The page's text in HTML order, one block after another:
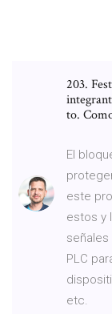
203.
to.
El
este
estos y
PLC
etc.